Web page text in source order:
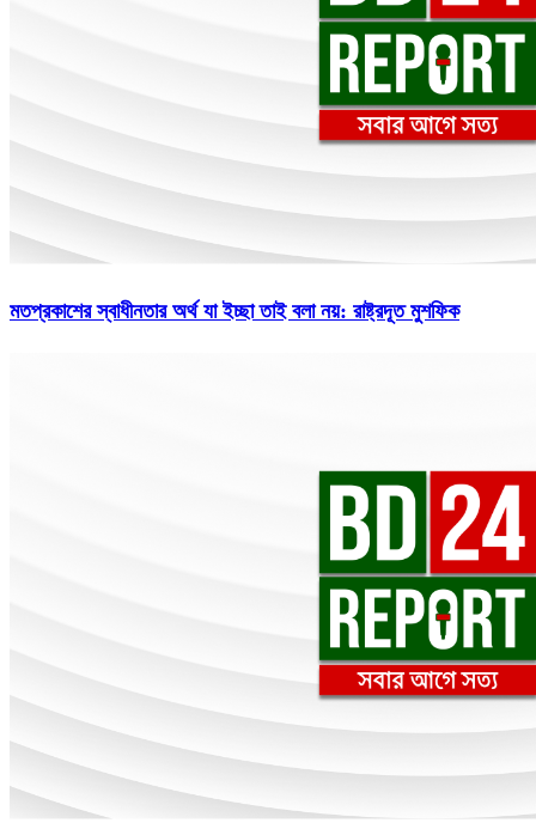
মতপ্রকাশের স্বাধীনতার অর্থ যা ইচ্ছা তাই বলা নয়: রাষ্ট্রদূত মুশফিক